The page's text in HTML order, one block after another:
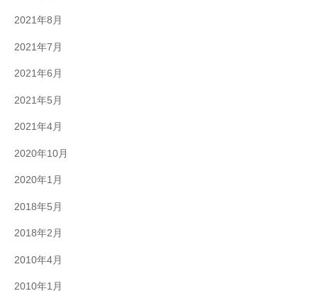
2021年8月
2021年7月
2021年6月
2021年5月
2021年4月
2020年10月
2020年1月
2018年5月
2018年2月
2010年4月
2010年1月